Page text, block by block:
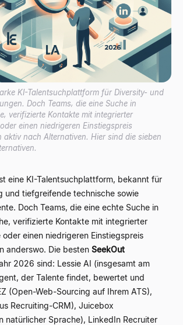
KI-Talentsuchplattform für Diversity- und
Doch Teams, die eine Suche in
verifizierte Kontakte mit integrierter
einen niedrigeren Einstiegspreis
aktiv nach Alternativen. Hier sind die sieben
eine KI-Talentsuchplattform, bekannt für
und tiefgreifende technische sowie
Doch Teams, die eine echte Suche in
verifizierte Kontakte mit integrierter
einen niedrigeren Einstiegspreis
anderswo. Die besten SeekOut
2026 sind: Lessie AI (insgesamt am
der Talente findet, bewertet und
(Open-Web-Sourcing auf Ihrem ATS),
Recruiting-CRM), Juicebox
natürlicher Sprache), LinkedIn Recruiter